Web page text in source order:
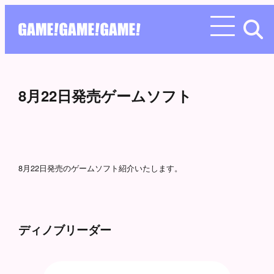
8月22日発売ゲームソフト
8月22日発売のゲームソフト紹介いたします。
ディノブリーダー